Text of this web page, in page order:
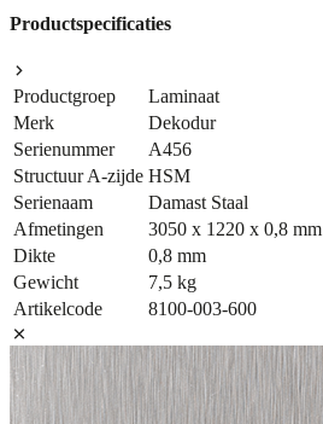
Productspecificaties
Productgroep
Laminaat
Merk
Dekodur
Serienummer
A456
Structuur A-zijde HSM
Serienaam
Damast Staal
Afmetingen
3050 x 1220 x 0,8 mm
Dikte
0,8 mm
Gewicht
7,5 kg
Artikelcode
8100-003-600